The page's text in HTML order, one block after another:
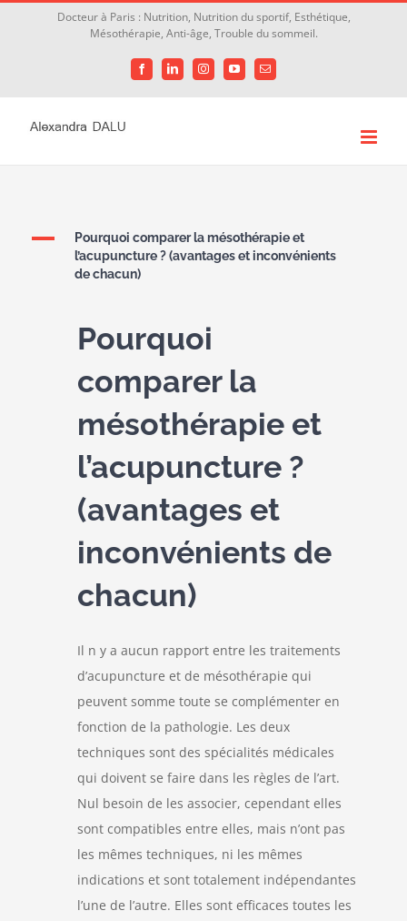
Docteur à Paris : Nutrition, Nutrition du sportif, Esthétique,
Mésothérapie, Anti-âge, Trouble du sommeil.
FacebookLinkedInInstagramYouTubeEmail
A
Pourquoi comparer la mésothérapie et
l’acupuncture ? (avantages et inconvénients
de chacun)
Pourquoi
comparer la
mésothérapie et
l’acupuncture ?
(avantages et
inconvénients de
chacun)
Il n y a aucun rapport entre les traitements
d’acupuncture et de mésothérapie qui
peuvent somme toute se complémenter en
fonction de la pathologie. Les deux
techniques sont des spécialités médicales
qui doivent se faire dans les règles de l’art.
Nul besoin de les associer, cependant elles
sont compatibles entre elles, mais n’ont pas
les mêmes techniques, ni les mêmes
indications et sont totalement indépendantes
l’une de l’autre. Elles sont efficaces toutes les